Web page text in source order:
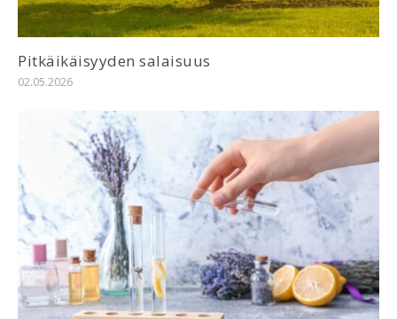
Pitkäikäisyyden salaisuus
02.05.2026